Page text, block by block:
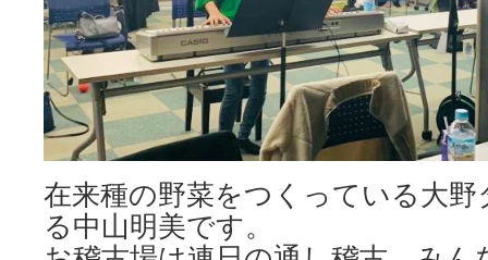
在来種の野菜をつくっている大
る中山明美です。